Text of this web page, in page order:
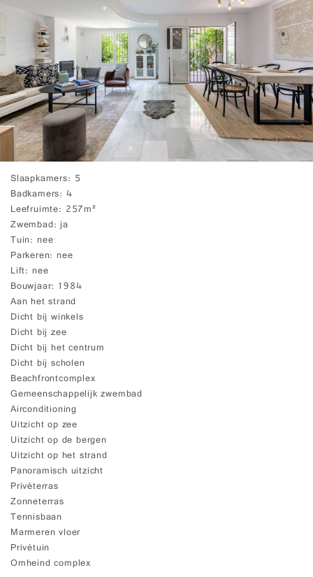
Slaapkamers 5
Badkamers 4
Leefruimte 257m²
Zwembad ja
Tuin nee
Parkeren nee
Lift nee
Bouwjaar 1984
Aan het strand
Dicht bij winkels
Dicht bij zee
Dicht bij het centrum
Dicht bij scholen
Beachfrontcomplex
Gemeenschappelijk zwembad
Airconditioning
Uitzicht op zee
Uitzicht op de bergen
Uitzicht op het strand
Panoramisch uitzicht
Privéterras
Zonneterras
Tennisbaan
Marmeren vloer
Privétuin
Omheind complex